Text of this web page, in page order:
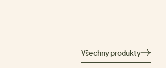
Všechny produkty